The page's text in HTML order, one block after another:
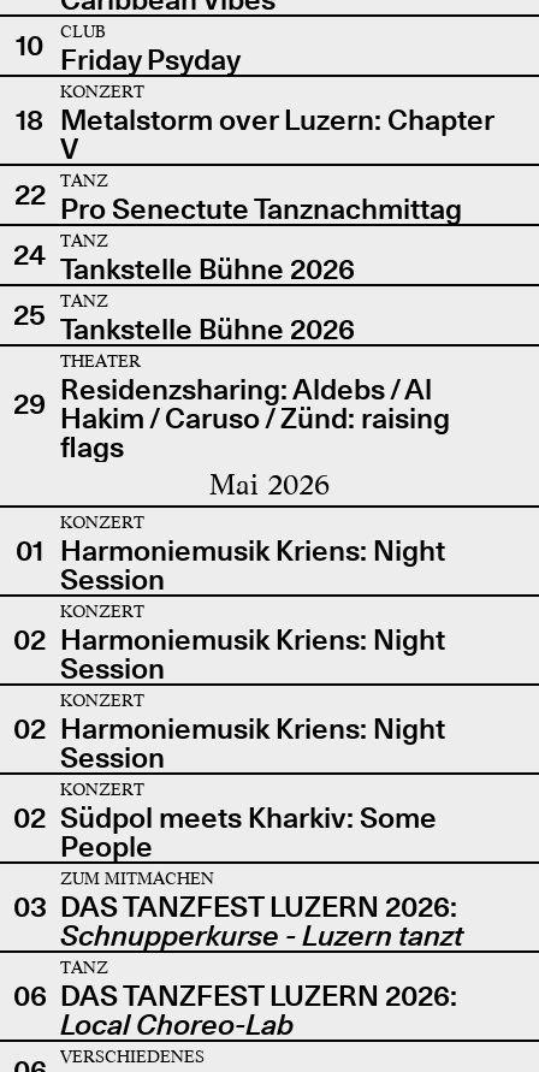
10
CLUB
Friday Psyday
18
KONZERT
Metalstorm over Luzern: Chapter
V
22
TANZ
Pro Senectute Tanznachmittag
24
TANZ
Tankstelle Bühne 2026
25
TANZ
Tankstelle Bühne 2026
29
THEATER
Residenzsharing: Aldebs / Al
Hakim / Caruso / Zünd: raising
flags
Mai 2026
01
KONZERT
Harmoniemusik Kriens: Night
Session
02
KONZERT
Harmoniemusik Kriens: Night
Session
02
KONZERT
Harmoniemusik Kriens: Night
Session
02
KONZERT
Südpol meets Kharkiv: Some
People
03
ZUM MITMACHEN
DAS TANZFEST LUZERN 2026:
Schnupperkurse - Luzern tanzt
06
TANZ
DAS TANZFEST LUZERN 2026:
Local Choreo-Lab
VERSCHIEDENES